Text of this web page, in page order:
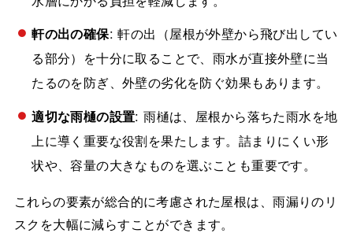
軒の出の確保: 軒の出（屋根が外壁から飛び出してい
る部分）を十分に取ることで、雨水が直接外壁に当
たるのを防ぎ、外壁の劣化を防ぐ効果もあります。
適切な雨樋の設置: 雨樋は、屋根から落ちた雨水を地
上に導く重要な役割を果たします。詰まりにくい形
状や、容量の大きなものを選ぶことも重要です。
これらの要素が総合的に考慮された屋根は、雨漏りのリ
スクを大幅に減らすことができます。